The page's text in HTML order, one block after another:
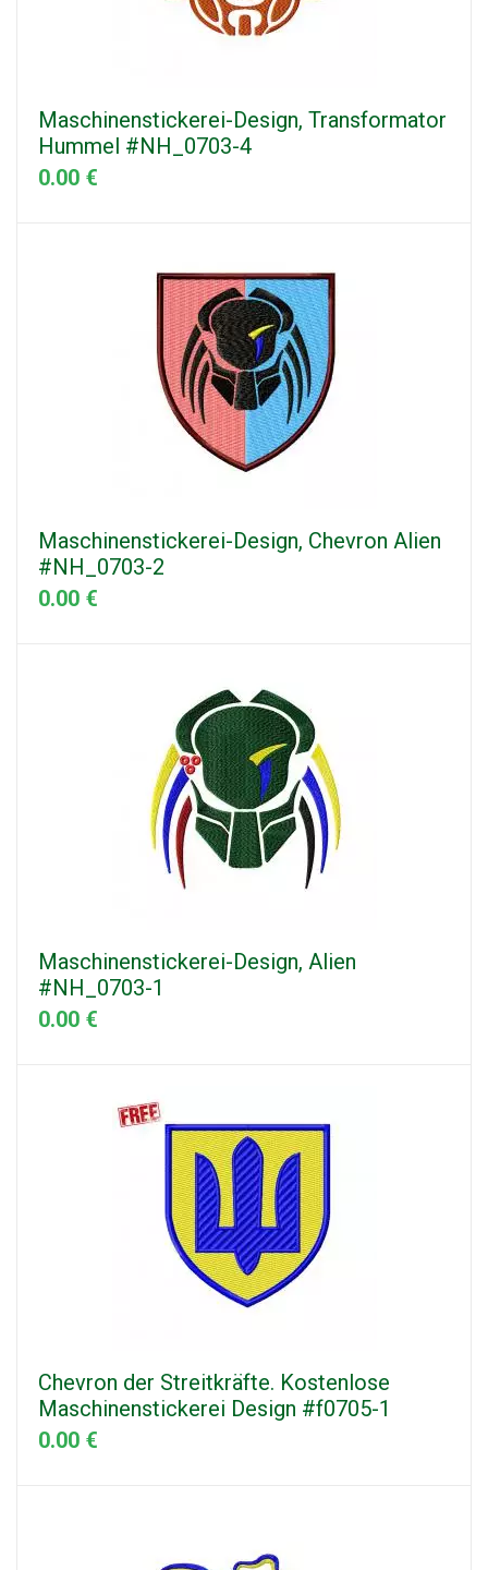
Maschinenstickerei-Design, Transformator
Hummel #NH_0703-4
0.00 €
Maschinenstickerei-Design, Chevron Alien
#NH_0703-2
0.00 €
Maschinenstickerei-Design, Alien
#NH_0703-1
0.00 €
Chevron der Streitkräfte. Kostenlose
Maschinenstickerei Design #f0705-1
0.00 €